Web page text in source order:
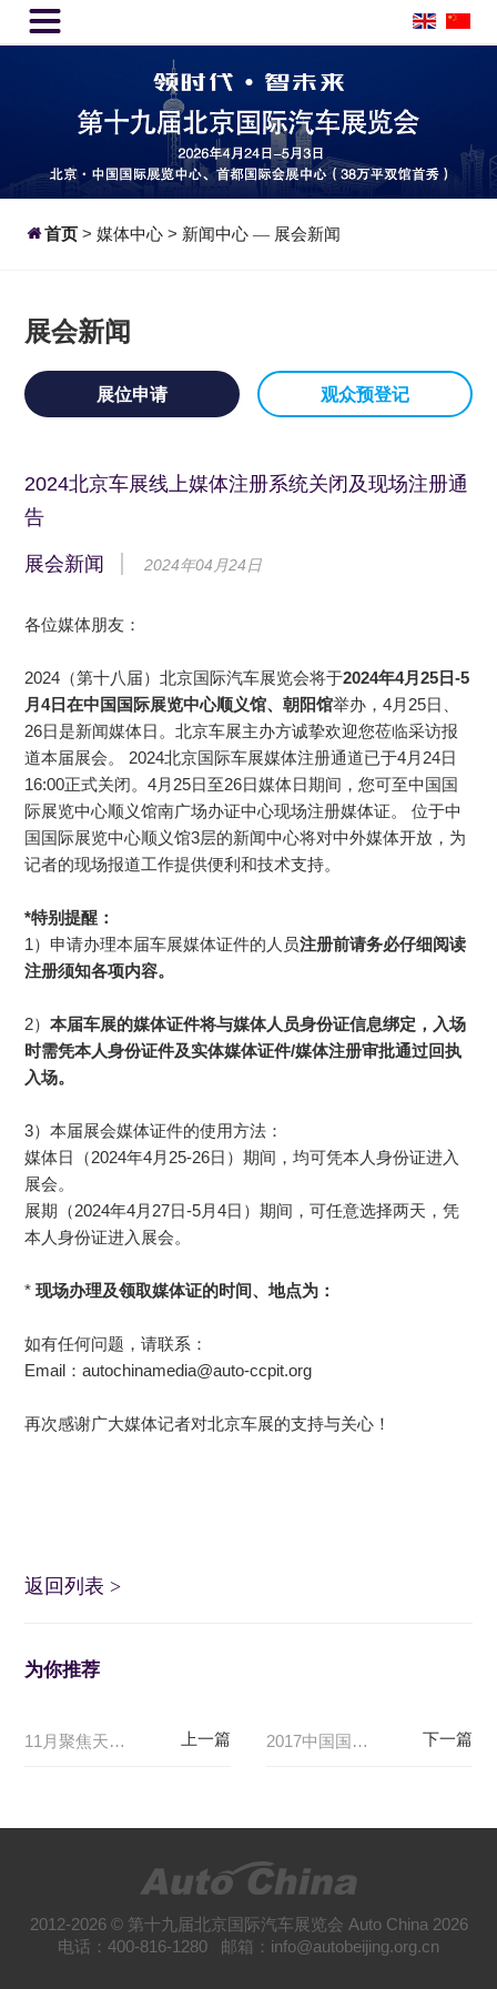

首页 > 媒体中心 > 新闻中心 — 展会新闻
展会新闻
展位申请 观众预登记
2024北京车展线上媒体注册系统关闭及现场注册通
告
展会新闻 2024年04月24日
各位媒体朋友：
2024（第十八届）北京国际汽车展览会将于2024年4月25日-5
月4日在中国国际展览中心顺义馆、朝阳馆举办，4月25日、
26日是新闻媒体日。北京车展主办方诚挚欢迎您莅临采访报
道本届展会。 2024北京国际车展媒体注册通道已于4月24日
16:00正式关闭。4月25日至26日媒体日期间，您可至中国国
际展览中心顺义馆南广场办证中心现场注册媒体证。
位于中
国国际展览中心顺义馆3层的新闻中心将对中外媒体开放，为
记者的现场报道工作提供便利和技术支持。
*特别提醒：
1）申请办理本届车展媒体证件的人员注册前请务必仔细阅读
注册须知各项内容。
2）本届车展的媒体证件将与媒体人员身份证信息绑定， 入场
时需凭本人身份证件及实体媒体证件/媒体注册审批通过回执
入场。
3）本届展会媒体证件的使用方法：
媒体日（2024年4月25-26日）期间，均可凭本人身份证进入
展会。
展期（2024年4月27日-5月4日）期间，可任意选择两天，凭
本人身份证进入展会。
*现场办理及领取媒体证的时间、地点为：
如有任何问题，请联系：
Email：autochinamedia@auto-ccpit.org
再次感谢广大媒体记者对北京车展的支持与关心！
返回列表 >
为你推荐
11月聚焦天津！智能交通领域将迎年度盛会 2017中国国际福祉博览会暨中国国际康复博览会采购洽谈会
2012-2026 © 第十九届北京国际汽车展览会 Auto China 2026
电话：400-816-1280 邮箱：info@autobeijing.org.cn